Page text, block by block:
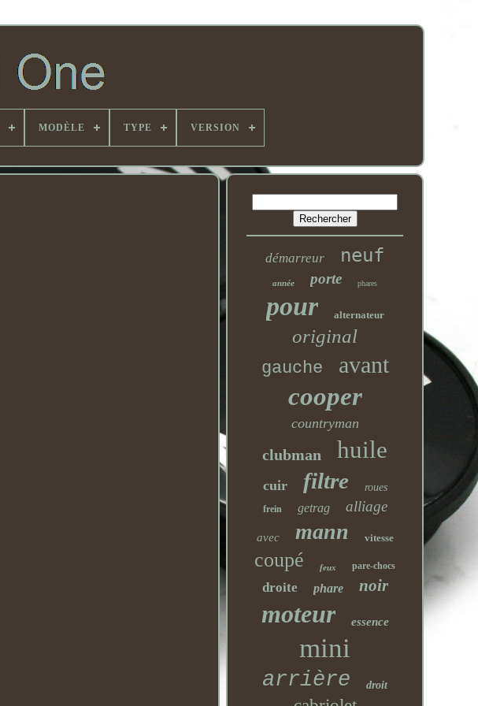
MODÈLE TYPE VERSION
démarreur neuf
année porte phares
pour alternateur
original
gauche avant
cooper
countryman
clubman huile
cuir filtre roues
frein getrag alliage
avec mann vitesse
coupé feux pare-chocs
droite phare noir
moteur essence
mini
arrière droit